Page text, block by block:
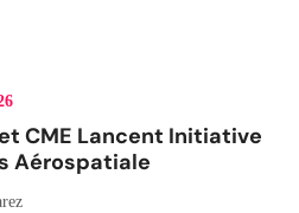
CME Lancent Initiative
Aérospatiale